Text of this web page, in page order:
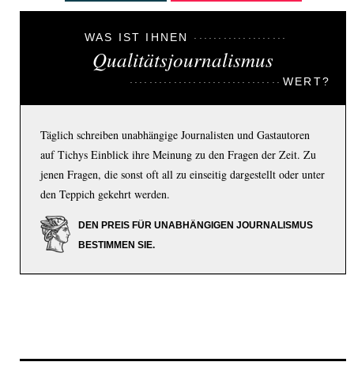
WAS IST IHNEN
Qualitätsjournalismus
WERT?
Täglich schreiben unabhängige Journalisten und Gastautoren
auf Tichys Einblick ihre Meinung zu den Fragen der Zeit. Zu
jenen Fragen, die sonst oft all zu einseitig dargestellt oder unter
den Teppich gekehrt werden.
DEN PREIS FÜR UNABHÄNGIGEN JOURNALISMUS
BESTIMMEN SIE.